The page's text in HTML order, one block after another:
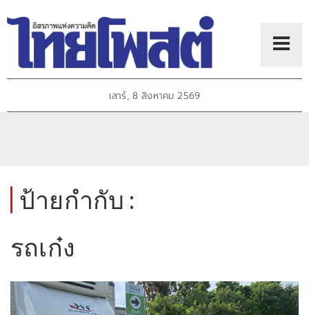
เสาร์, 8 สิงหาคม 2569
ป้ายกำกับ :
รถเก๋ง